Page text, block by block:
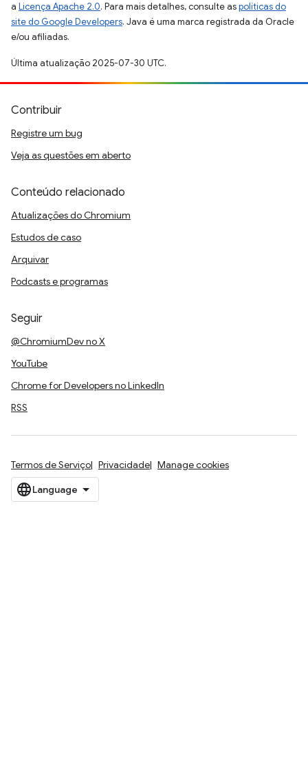
a Licença Apache 2.0. Para mais detalhes, consulte aspolíticas do
site do Google Developers. Java é uma marca registrada da Oracle
e/ou afiliadas.
Última atualização 2025-07-30 UTC.
Contribuir
Registre um bug
Veja as questões em aberto
Conteúdo relacionado
Atualizações do Chromium
Estudos de caso
Arquivar
Podcasts e programas
Seguir
@ChromiumDev no X
YouTube
Chrome for Developers no LinkedIn
RSS
Termos de Serviço Privacidade Manage cookies